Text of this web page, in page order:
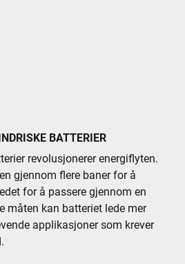
BATTERIER
revolusjonerer energiflyten.
gjennom flere baner for å
for å passere gjennom en
måten kan batteriet lede mer
applikasjoner som krever